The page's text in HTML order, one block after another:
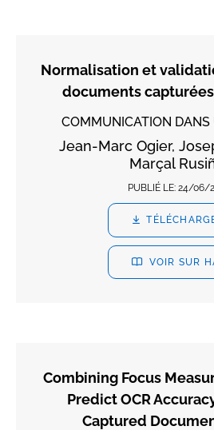
Normalisation et
documents
COMMUNICATION DANS
Jean-Marc Ogier,
Marçal
PUBLIÉ LE: 24/06/
VOIR SUR
Combining Focus
Predict OCR
Captured